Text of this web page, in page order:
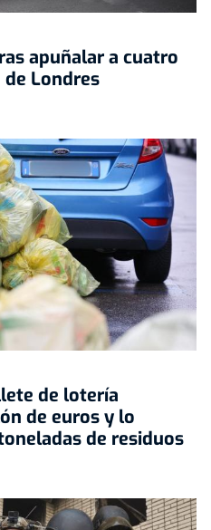
apuñalar a cuatro
Londres
de lotería
de euros y lo
de residuos